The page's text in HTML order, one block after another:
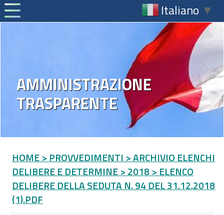
Italiano ▼
AMMINISTRAZIONE
TRASPARENTE
HOME > PROVVEDIMENTI > ARCHIVIO ELENCHI
DELIBERE E DETERMINE > 2018 > ELENCO
DELIBERE DELLA SEDUTA N. 94 DEL 31.12.2018
(1).PDF